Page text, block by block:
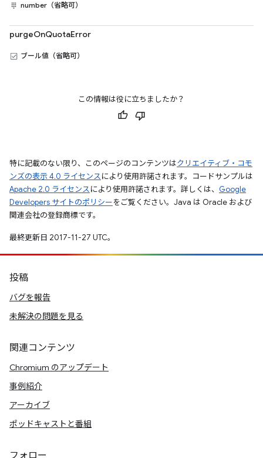
number（省略可）
purgeOnQuotaError
ブール値（省略可）
この情報は役に立ちましたか？
特に記載のない限り、このページのコンテンツはクリエイティブ・コモ
ンズの表示 4.0 ライセンスにより使用許諾されます。コードサンプルは
Apache 2.0 ライセンスにより使用許諾されます。詳しくは、 Google
Developers サイトのポリシーをご覧ください。Java は Oracle および
関連会社の登録商標です。
最終更新日 2017-11-27 UTC。
投稿
バグを報告
未解決の問題を見る
関連コンテンツ
Chromium のアップデート
事例紹介
アーカイブ
ポッドキャストと番組
フォロー